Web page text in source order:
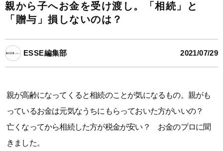
親から子へお金を受け渡し。「相続」と
「贈与」損しないのは？
ESSE編集部 2021/07/29
親が高齢になってくると相続のことが気になるもの。親がも
っているお金は元気なうちにもらっておいた方がいいの？
亡くなってから相続した方が税金が安い？ お金のプロに聞
きました。